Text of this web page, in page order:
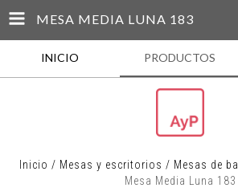
MESA MEDIA LUNA 183
INICIO PRODUCTOS
Inicio / Mesas y escritorios / Mesas de
Mesa Media Luna 183